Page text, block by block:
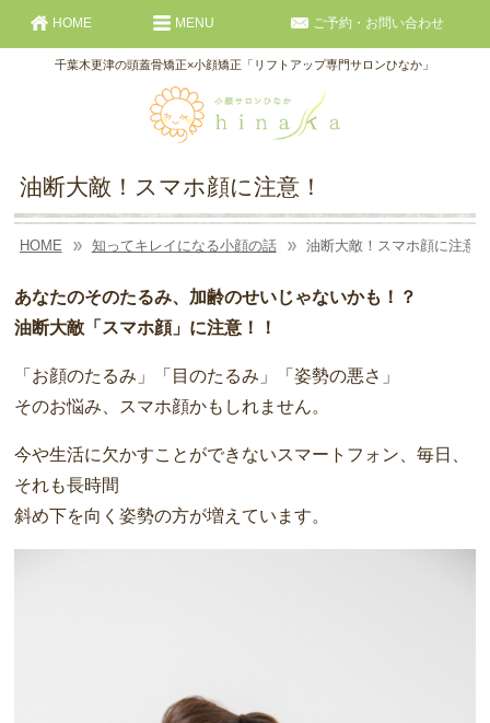
千葉木更津の頭蓋骨矯正×小顔矯正「リフトアップ専門サロンひなか」
HOME ご予約・お問い合わせ
MENU
油断大敵！スマホ顔に注意！
HOME 知ってキレイになる小顔の話 油断大敵！スマホ顔に注意！
あなたのそのたるみ、加齢のせいじゃないかも！？
油断大敵「スマホ顔」に注意！！
「お顔のたるみ」「目のたるみ」「姿勢の悪さ」
そのお悩み、スマホ顔かもしれません。
今や生活に欠かすことができないスマートフォン、毎日、
それも長時間
斜め下を向く姿勢の方が増えています。